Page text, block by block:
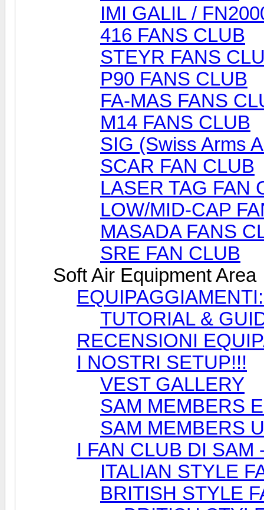
IMI GALIL /
416 FANS CLUB
STEYR FANS
P90 FANS CLUB
FA-MAS FANS
M14 FANS CLUB
SIG (Swiss Arms
SCAR FAN CLUB
LASER TAG FAN
LOW/MID-CAP
MASADA FANS
SRE FAN CLUB
Soft Air Equipment Area
TUTORIAL &
RECENSIONI
I NOSTRI SETUP!!!
VEST GALLERY
SAM MEMBERS
SAM MEMBERS
I FAN CLUB DI SAM
ITALIAN STYLE
BRITISH STYLE